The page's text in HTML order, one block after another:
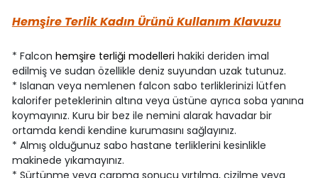
Hemşire Terlik Kadın Ürünü Kullanım Klavuzu
* Falcon hemşire terliği modelleri hakiki deriden imal
edilmiş ve sudan özellikle deniz suyundan uzak tutunuz.
* Islanan veya nemlenen falcon sabo terliklerinizi lütfen
kalorifer peteklerinin altına veya üstüne ayrıca soba yanına
koymayınız. Kuru bir bez ile nemini alarak havadar bir
ortamda kendi kendine kurumasını sağlayınız.
* Almış olduğunuz sabo hastane terliklerini kesinlikle
makinede yıkamayınız.